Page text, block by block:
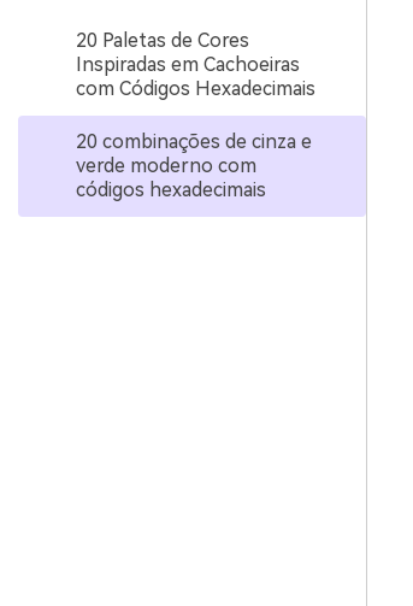
20 Paletas de Cores
Inspiradas em Cachoeiras
com Códigos Hexadecimais
20 combinações de cinza e
verde moderno com
códigos hexadecimais